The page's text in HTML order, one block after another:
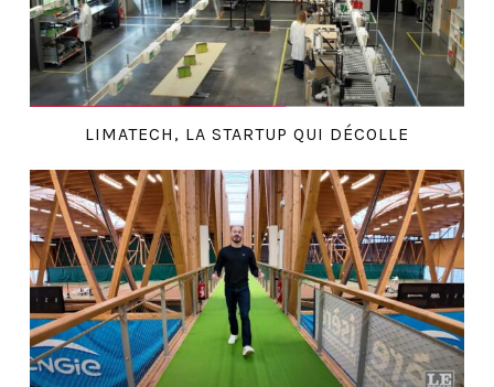
LIMATECH, LA STARTUP QUI DÉCOLLE